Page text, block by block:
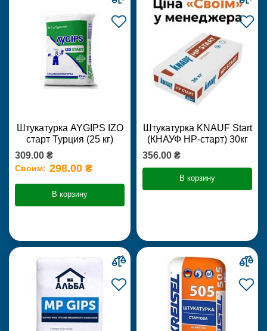
Штукатурка AYGIPS IZO
старт Турция (25 кг)
309.00 ₴
Своим: 298.00 ₴
В корзину
Штукатурка KNAUF Start
(КНАУФ НР-старт) 30кг
356.00 ₴
В корзину